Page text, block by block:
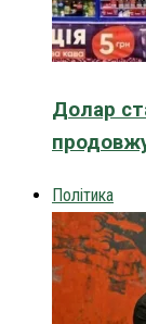
Долар
Політика